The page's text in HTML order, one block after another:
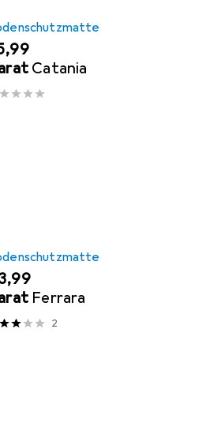
Catania
Ferrara
2